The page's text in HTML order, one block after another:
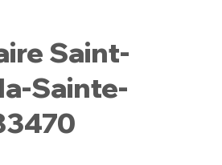
Saint-
Sainte-